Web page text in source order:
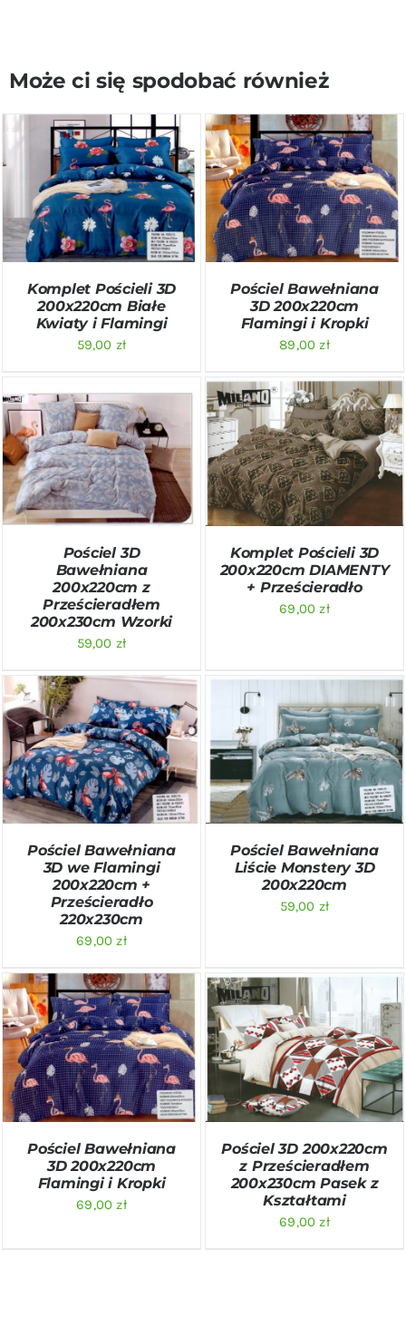
Może ci się spodobać również
DODAJ DO KOSZYKA
/
SZCZEGÓŁY
Komplet Pościeli 3D
200x220cm Białe
Kwiaty i Flamingi
59,00 zł
DODAJ DO KOSZYKA
/
SZCZEGÓŁY
Pościel Bawełniana
3D 200x220cm
Flamingi i Kropki
89,00zł
DODAJ DO KOSZYKA
/
SZCZEGÓŁY
Pościel 3D
Bawełniana
200x220cm z
Prześcieradłem
200x230cm Wzorki
59,00 zł
DODAJ DO KOSZYKA
/
SZCZEGÓŁY
Komplet Pościeli 3D
200x220cm DIAMENTY
+ Prześcieradło
69,00zł
DODAJ DO KOSZYKA
/
SZCZEGÓŁY
Pościel Bawełniana
3D we Flamingi
200x220cm +
Prześcieradło
220x230cm
69,00zł
DODAJ DO KOSZYKA
/
SZCZEGÓŁY
Pościel Bawełniana
Liście Monstery 3D
200x220cm
59,00 zł
DODAJ DO KOSZYKA
/
SZCZEGÓŁY
Pościel Bawełniana
3D 200x220cm
Flamingi i Kropki
69,00zł
DODAJ DO KOSZYKA
/
SZCZEGÓŁY
Pościel 3D 200x220cm
z Prześcieradłem
200x230cm Pasek z
Kształtami
69,00zł